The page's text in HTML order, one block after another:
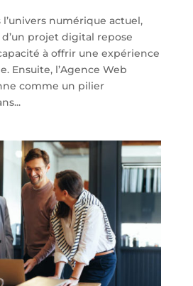
numérique actuel,
d’un projet digital repose
à offrir une expérience
Ensuite, l’Agence Web
comme un pilier